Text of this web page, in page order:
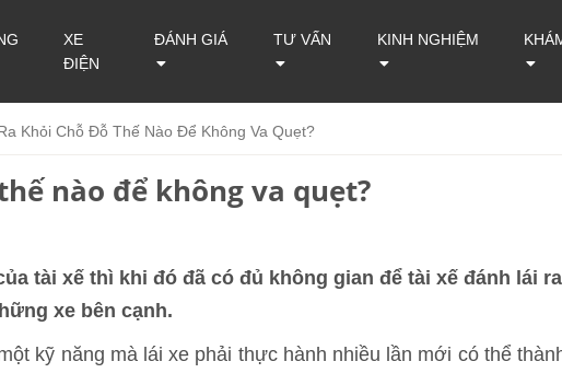
XE
ĐIỆN
ĐÁNH GIÁ TƯ VẤN KINH NGHIỆM
Khỏi Chỗ Đỗ Thế Nào Để Không Va Quẹt?
nào để không va quẹt?
tài xế thì khi đó đã có đủ không gian để tài xế đánh lái ra
xe bên cạnh.
kỹ năng mà lái xe phải thực hành nhiều lần mới có thể